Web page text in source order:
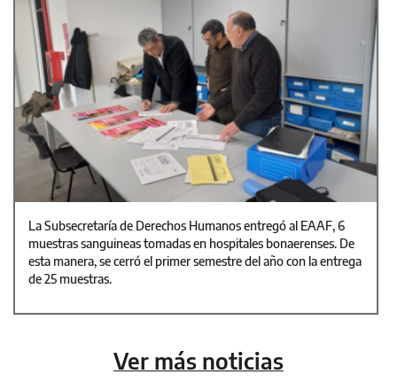
La Subsecretaría de Derechos Humanos entregó al EAAF, 6
muestras sanguineas tomadas en hospitales bonaerenses. De
esta manera, se cerró el primer semestre del año con la entrega
de 25 muestras.
Ver más noticias